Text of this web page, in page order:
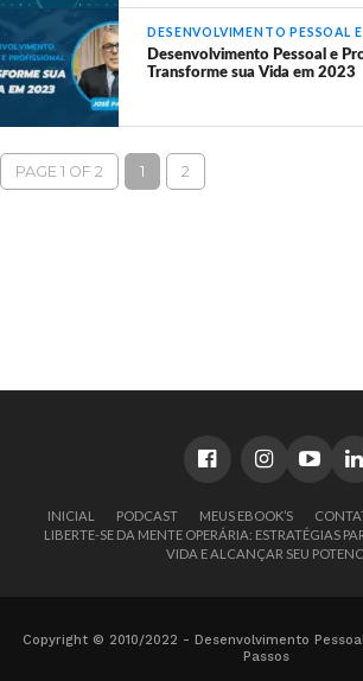
DESENVOLVIMENTO PESSOAL
Desenvolvimento Pessoal e
Transforme sua Vida em 2023
PAGE 1 OF 2 1 2
INICIAL PODCAST MEUS EBOOK’S
LIBERTE-SE DA MENTE OPERÁRIA: ESTRATÉGIAS
VIDA E ALCANÇAR SEU
Copyright © 2010/2022 - Desenvolvimento
Passos